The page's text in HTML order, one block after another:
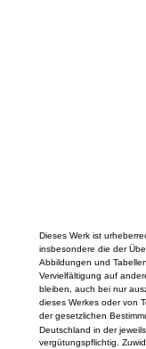
Dieses Werk ist
insbesondere die der
Abbildungen und
Vervielfältigung auf
bleiben, auch bei nur
dieses Werkes oder von
der gesetzlichen
Deutschland in der
vergütungspflichtig.